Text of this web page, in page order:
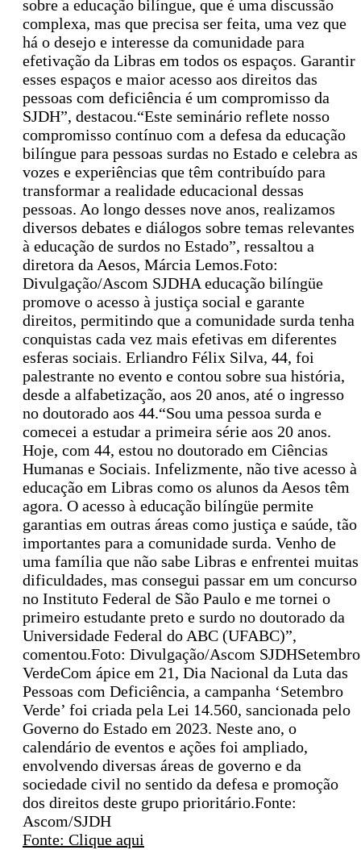
sobre a educação bilíngue, que é uma discussão
complexa, mas que precisa ser feita, uma vez que
há o desejo e interesse da comunidade para
efetivação da Libras em todos os espaços. Garantir
esses espaços e maior acesso aos direitos das
pessoas com deficiência é um compromisso da
SJDH”, destacou.“Este seminário reflete nosso
compromisso contínuo com a defesa da educação
bilíngue para pessoas surdas no Estado e celebra as
vozes e experiências que têm contribuído para
transformar a realidade educacional dessas
pessoas. Ao longo desses nove anos, realizamos
diversos debates e diálogos sobre temas relevantes
à educação de surdos no Estado”, ressaltou a
diretora da Aesos, Márcia Lemos.Foto:
Divulgação/Ascom SJDHA educação bilíngüe
promove o acesso à justiça social e garante
direitos, permitindo que a comunidade surda tenha
conquistas cada vez mais efetivas em diferentes
esferas sociais. Erliandro Félix Silva, 44, foi
palestrante no evento e contou sobre sua história,
desde a alfabetização, aos 20 anos, até o ingresso
no doutorado aos 44.“Sou uma pessoa surda e
comecei a estudar a primeira série aos 20 anos.
Hoje, com 44, estou no doutorado em Ciências
Humanas e Sociais. Infelizmente, não tive acesso à
educação em Libras como os alunos da Aesos têm
agora. O acesso à educação bilíngüe permite
garantias em outras áreas como justiça e saúde, tão
importantes para a comunidade surda. Venho de
uma família que não sabe Libras e enfrentei muitas
dificuldades, mas consegui passar em um concurso
no Instituto Federal de São Paulo e me tornei o
primeiro estudante preto e surdo no doutorado da
Universidade Federal do ABC (UFABC)”,
comentou.Foto: Divulgação/Ascom SJDHSetembro
VerdeCom ápice em 21, Dia Nacional da Luta das
Pessoas com Deficiência, a campanha ‘Setembro
Verde’ foi criada pela Lei 14.560, sancionada pelo
Governo do Estado em 2023. Neste ano, o
calendário de eventos e ações foi ampliado,
envolvendo diversas áreas de governo e da
sociedade civil no sentido da defesa e promoção
dos direitos deste grupo prioritário.Fonte:
Ascom/SJDH
Fonte: Clique aqui